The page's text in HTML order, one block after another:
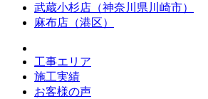
武蔵小杉店（神奈川県川崎市）
麻布店（港区）
工事エリア
施工実績
お客様の声